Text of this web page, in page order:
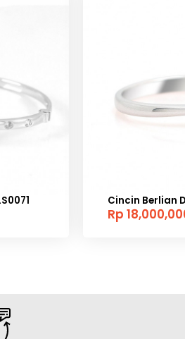
Cincin Berlian
Rp